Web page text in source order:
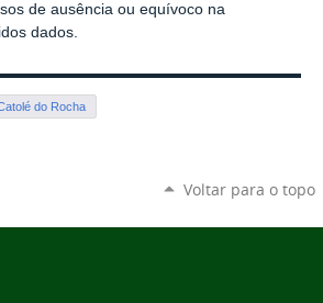
de ausência ou equívoco na
dados.
do Rocha
Voltar para o topo